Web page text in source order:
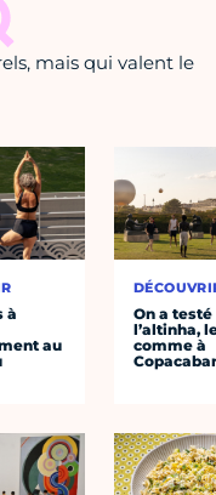
mais qui valent le
à
au
On a testé
l’altinha,
comme à